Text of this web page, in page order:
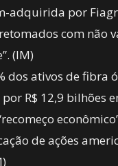
adquirida por
com não
(IM)
dos ativos de fibra
por R$ 12,9 bilhões
de ações